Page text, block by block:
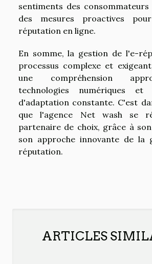
sentiments des
des mesures proactives
réputation en ligne.
En somme, la gestion de l'e-
processus complexe et
une compréhension
technologies numériques et
d'adaptation constante. C'est
que l'agence Net wash se
partenaire de choix, grâce à
son approche innovante de la
réputation.
ARTICLES